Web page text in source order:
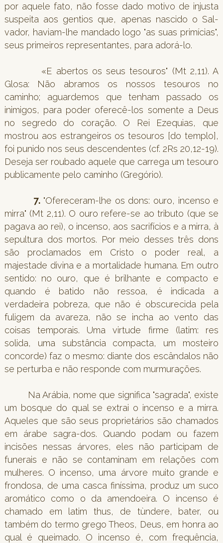
por aquele fato, não fosse dado motivo de injusta
suspeita aos gentios que, apenas nascido o Sal-
vador, haviam-lhe mandado logo "as suas primícias",
seus primeiros representantes, para adorá-lo.
«E abertos os seus tesouros" (Mt 2,11). A
Glosa: Não abramos os nossos tesouros no
caminho; aguardemos que tenham passado os
inimigos, para poder oferecê-los somente a Deus
no segredo do coração. O Rei Ezequias, que
mostrou aos estrangeiros os tesouros [do templo],
foi punido nos seus descendentes (cf. 2Rs 20,12-19).
Deseja ser roubado aquele que carrega um tesouro
publicamente pelo caminho (Gregório).
7. "Ofereceram-lhe os dons: ouro, incenso e
mirra" (Mt 2,11). O ouro refere-se ao tributo (que se
pagava ao rei), o incenso, aos sacrifícios e a mirra, à
sepultura dos mortos. Por meio desses três dons
são proclamados em Cristo o poder real, a
majestade divina e a mortalidade humana. Em outro
sentido: no ouro, que é brilhante e compacto e
quando é batido não ressoa, é indicada a
verdadeira pobreza, que não é obscurecida pela
fuligem da avareza, não se incha ao vento das
coisas temporais. Uma virtude firme (latim: res
solida, uma substância compacta, um mosteiro
concorde) faz o mesmo: diante dos escândalos não
se perturba e não responde com murmurações.
Na Arábia, nome que significa "sagrada", existe
um bosque do qual se extrai o incenso e a mirra.
Aqueles que são seus proprietários são chamados
em árabe sagra-dos. Quando podam ou fazem
incisões nessas árvores, eles não participam de
funerais e não se contaminam em relações com
mulheres. O incenso, uma árvore muito grande e
frondosa, de uma casca finíssima, produz um suco
aromático como o da amendoeira. O incenso é
chamado em latim thus, de tùndere, bater, ou
também do termo grego Theos, Deus, em honra ao
qual é queimado. O incenso é, com frequência,